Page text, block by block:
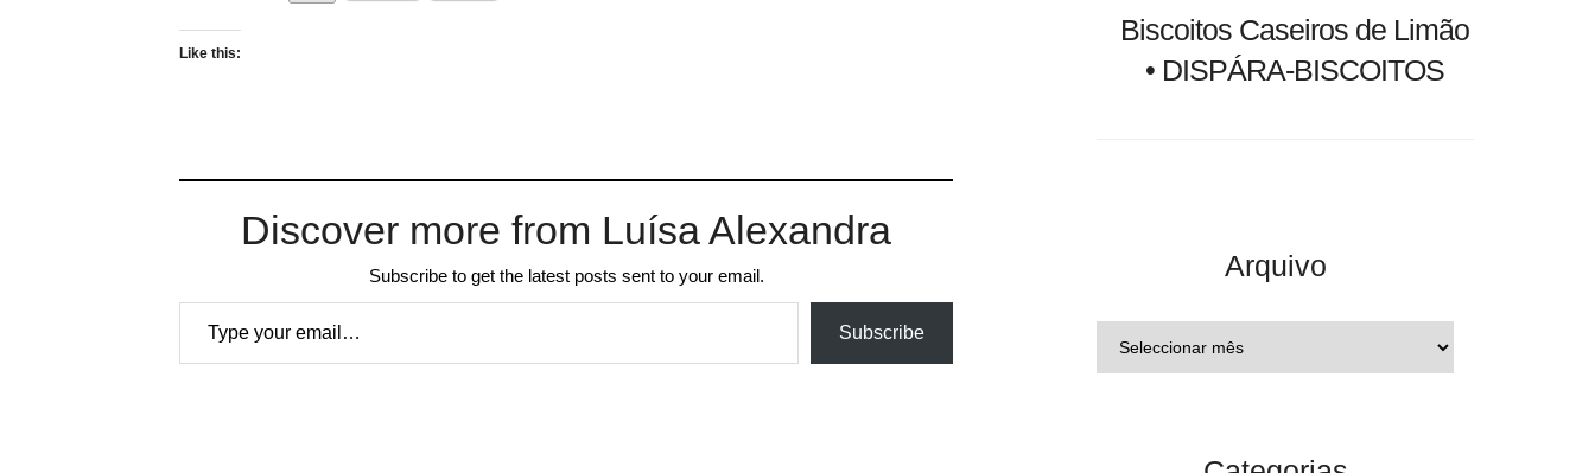
Like this:
Discover more from Luísa Alexandra
Subscribe to get the latest posts sent to your email.
Type your email…
Subscribe
Biscoitos Caseiros de Limão
• DISPÁRA-BISCOITOS
Arquivo